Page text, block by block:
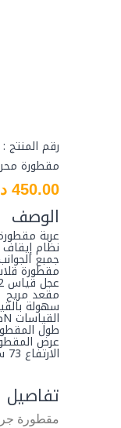
رقم المنتج : KGM-100FYDA-Trailer
مقطورة
450.00 دينار
الوصف
عربة
نظام
جمبع
مقطورة
عجل قياس 12
مقعد مريح
سهولة
القياسات Nطول اجمالي 150 سم
طول المقطورة
عرض المقطورة
الارتفاع 73 سم
تفاصيل
مقطورة جر